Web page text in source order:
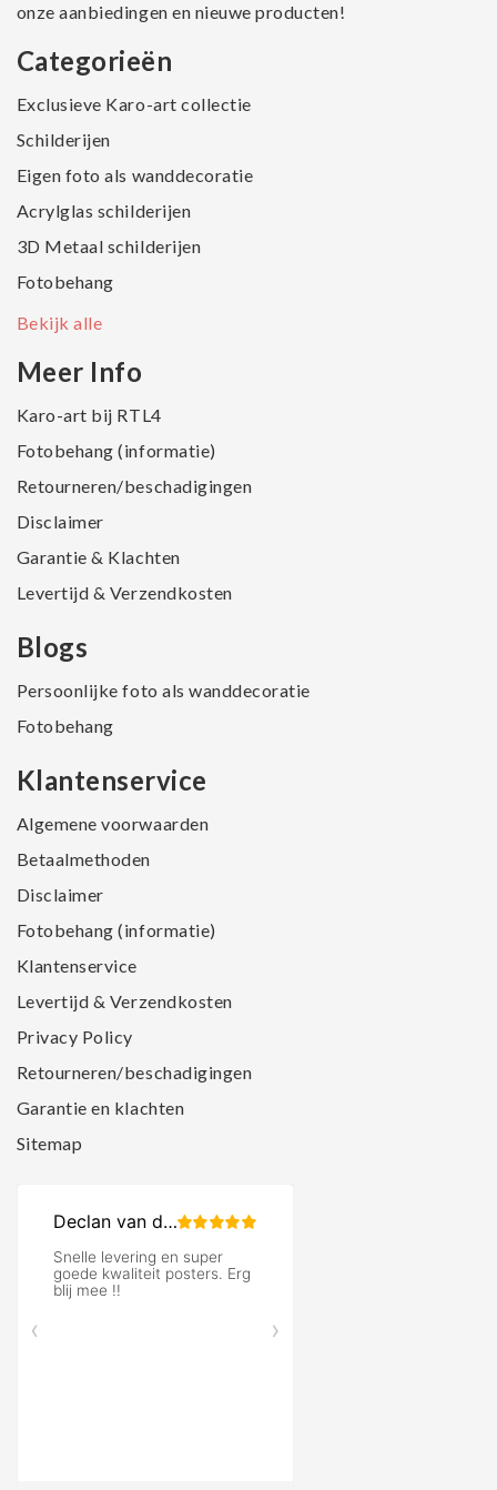
onze aanbiedingen en nieuwe producten!
Categorieën
Exclusieve Karo-art collectie
Schilderijen
Eigen foto als wanddecoratie
Acrylglas schilderijen
3D Metaal schilderijen
Fotobehang
Bekijk alle
Meer Info
Karo-art bij RTL4
Fotobehang (informatie)
Retourneren/beschadigingen
Disclaimer
Garantie & Klachten
Levertijd & Verzendkosten
Blogs
Persoonlijke foto als wanddecoratie
Fotobehang
Klantenservice
Algemene voorwaarden
Betaalmethoden
Disclaimer
Fotobehang (informatie)
Klantenservice
Levertijd & Verzendkosten
Privacy Policy
Retourneren/beschadigingen
Garantie en klachten
Sitemap